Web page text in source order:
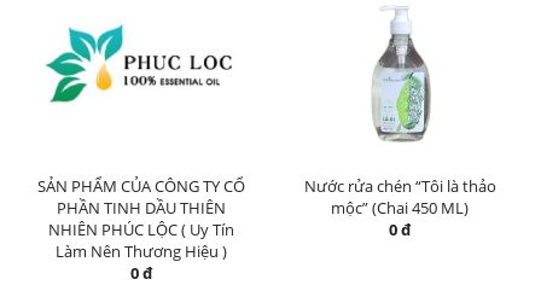
SẢN PHẨM CỦA CÔNG TY CỔ
PHẦN TINH DẦU THIÊN
NHIÊN PHÚC LỘC ( Uy Tín
Làm Nên Thương Hiệu )
0 đ
Nước rửa chén “Tôi là thảo
mộc” (Chai 450 ML)
0 đ